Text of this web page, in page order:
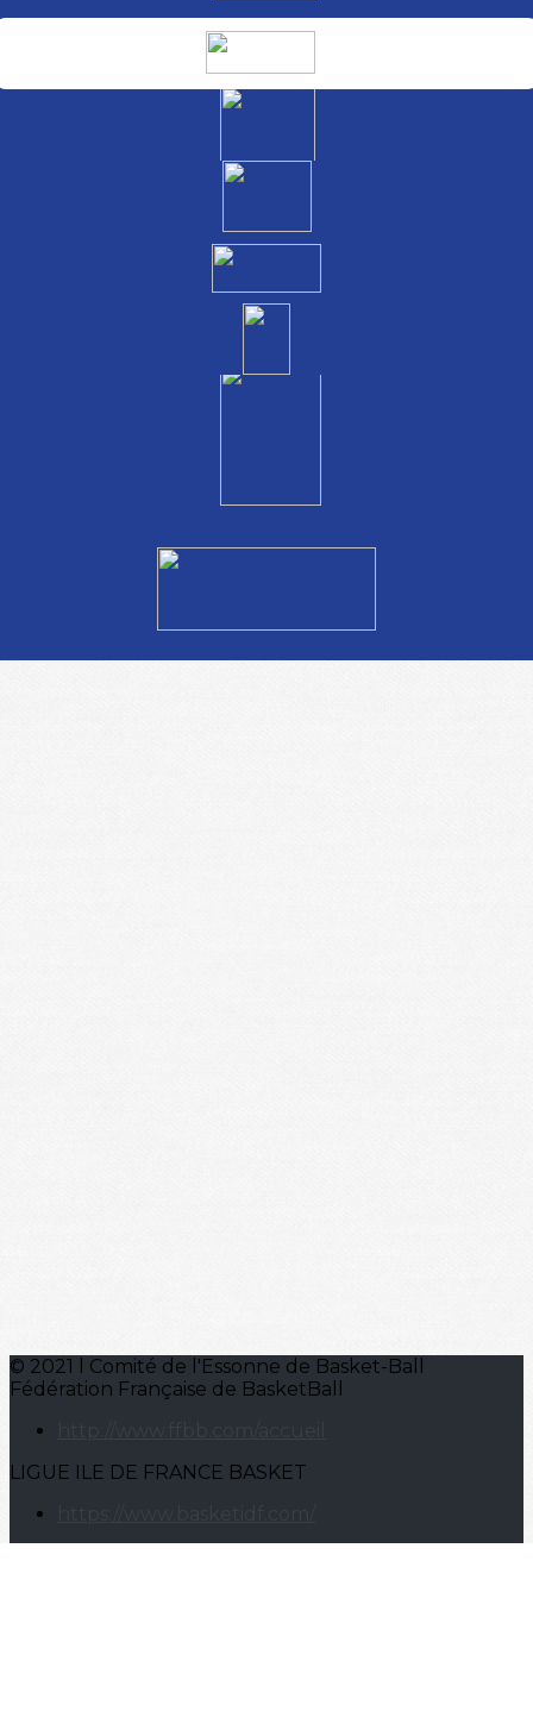
© 2021 l Comité de l'Essonne de Basket-Ball
Fédération Française de BasketBall
LIGUE ILE DE FRANCE BASKET